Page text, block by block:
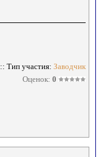
:: Тип участия: Заводчик
Оценок: 0